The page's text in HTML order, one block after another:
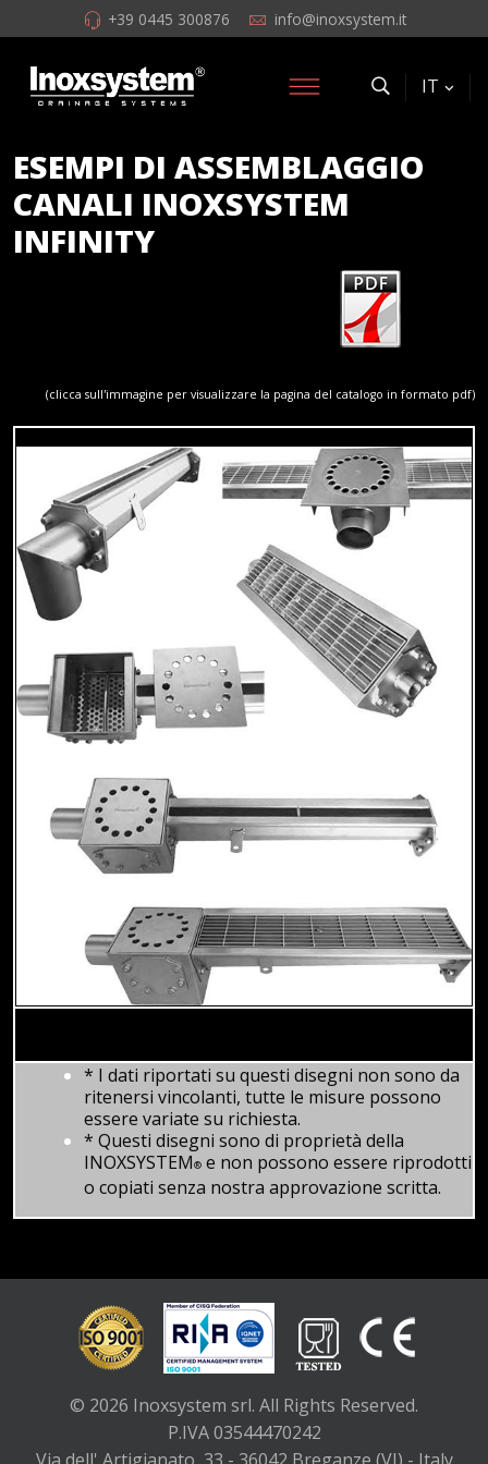
+39 0445 300876 info@inoxsystem.it
IT
ESEMPI DI ASSEMBLAGGIO
CANALI INOXSYSTEM
INFINITY
(clicca sull'immagine per visualizzare la pagina del catalogo in formato pdf)
* I dati riportati su questi disegni non sono da
ritenersi vincolanti, tutte le misure possono
essere variate su richiesta.
* Questi disegni sono di proprietà della
INOXSYSTEM® e non possono essere riprodotti
o copiati senza nostra approvazione scritta.
© 2026 Inoxsystem srl. All Rights Reserved.
P.IVA 03544470242